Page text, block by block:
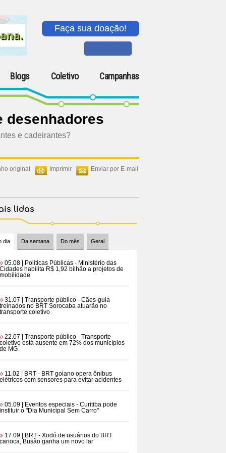
Faça sua doação!
Blogs Coletivo Campanhas
desenhadores
e cadeirantes?
Enviar por E-mail
Imprimir
original
lidas
dia Da semana Do mês Geral
05.08 | Políticas Públicas - Ministério das
Cidades habilita R$ 1,92 bilhão a projetos de
mobilidade
31.07 | Transporte público - Cães-guia
treinados no BRT Sorocaba atuarão no
transporte coletivo
22.07 | Transporte público - Transporte
coletivo está ausente em 72% dos municípios
de MG
11.02 | BRT - BRT goiano opera ônibus
elétricos com sensores para evitar acidentes
05.09 | Eventos especiais - Curitiba pode
instituir o "Dia Municipal Sem Carro"
17.09 | BRT - Xodó de usuários do BRT
carioca, Busão ganha um novo lar